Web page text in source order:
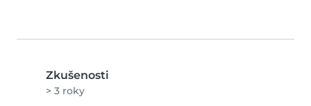
Zkušenosti
> 3 roky